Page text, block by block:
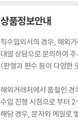
상품정보안내
직수입외서의 경우, 해외
대일 상담으로 문의하여
(판형과 판수 등이 다양한
해외거래처에서 품절인 경
수입 진행 시점으로 부터
해당 경우, 문자와 메일로